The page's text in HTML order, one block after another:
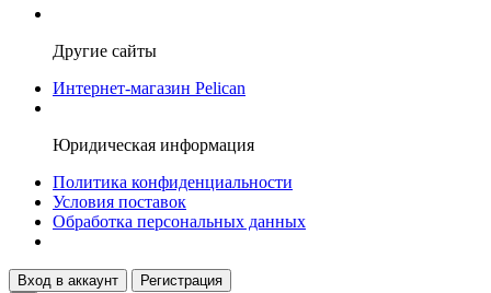
Другие сайты
Интернет-магазин Pelican
Юридическая информация
Политика конфиденциальности
Условия поставок
Обработка персональных данных
Вход в аккаунт
Регистрация